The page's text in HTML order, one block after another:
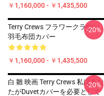
￥1,160,000 - ￥1,435,500
Terry Crews フラワークラウン
羽毛布団カバー
￥1,160,000 - ￥1,435,500
-20%
白 雛 映画 Terry Crews 私はあな
たがDuvetカバーを必要として
-20%